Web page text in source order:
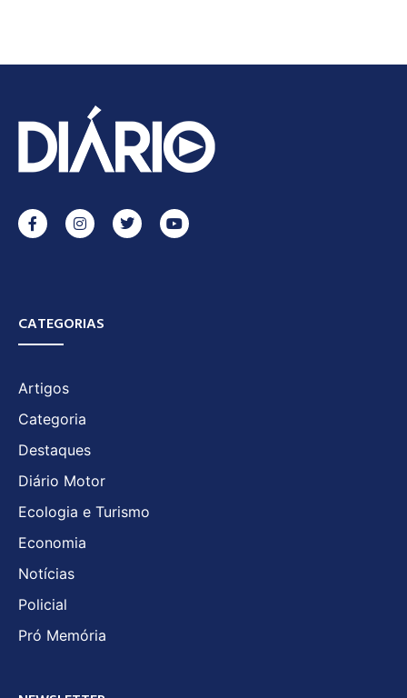
CATEGORIAS
Artigos
Categoria
Destaques
Diário Motor
Ecologia e Turismo
Economia
Notícias
Policial
Pró Memória